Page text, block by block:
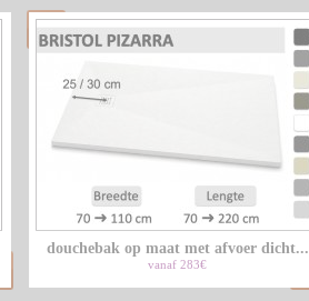
douchebak op maat met afvoer dicht...
vanaf 283€